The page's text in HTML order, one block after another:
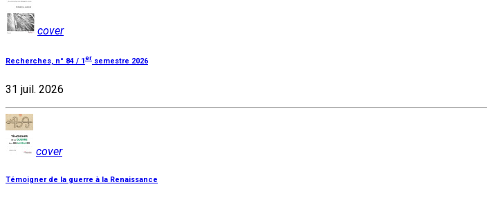
cover
Recherches, n° 84 / 1er semestre 2026
31 juil. 2026
cover
Témoigner de la guerre à la Renaissance